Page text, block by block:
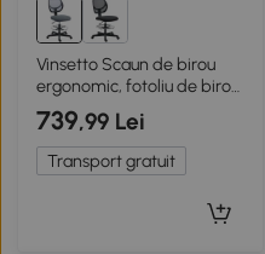
Vinsetto Scaun de birou
ergonomic, fotoliu de birou
cu suport pentru picioare,
scaun pentru desen din
plasă, înălțime reglabilă, gri
închis
739,99 Lei
Transport gratuit